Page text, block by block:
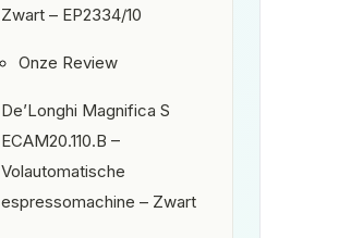
Zwart – EP2334/10
Onze Review
De’Longhi Magnifica S
ECAM20.110.B –
Volautomatische
espressomachine – Zwart